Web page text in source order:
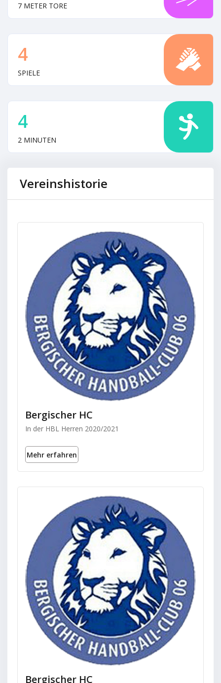
7 METER TORE
4
SPIELE
4
2 MINUTEN
Vereinshistorie
Bergischer HC
In der HBL Herren 2020/2021
Mehr erfahren
Bergischer HC